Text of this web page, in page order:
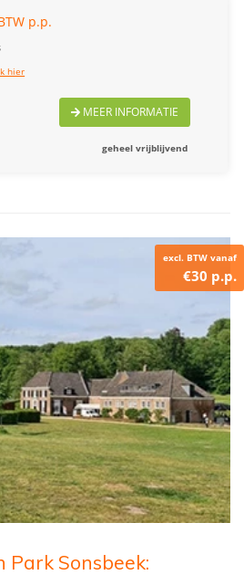
p.p.
hier
MEER INFORMATIE
geheel vrijblijvend
excl. BTW vanaf
€30 p.p.
Sonsbeek: